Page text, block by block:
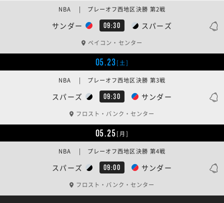
サンダー 09:30 スパーズ
NBA | プレーオフ西地区決勝 第2戦
ペイコン・センター
05.23[土]
スパーズ 09:30 サンダー
NBA | プレーオフ西地区決勝 第3戦
フロスト・バンク・センター
05.25[月]
スパーズ 09:00 サンダー
NBA | プレーオフ西地区決勝 第4戦
フロスト・バンク・センター